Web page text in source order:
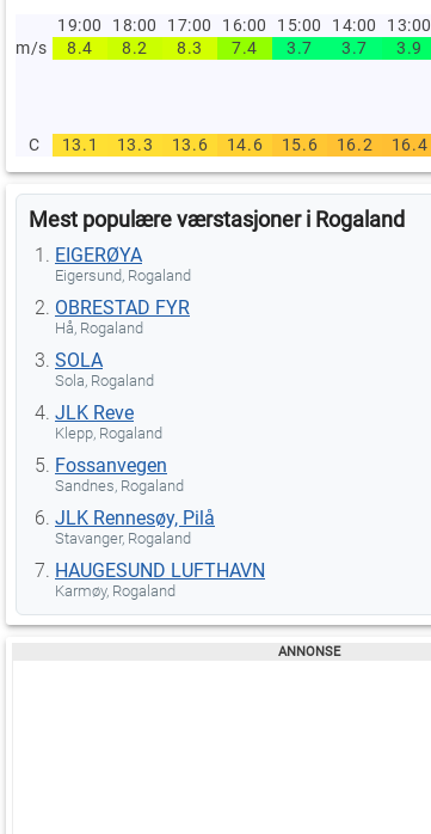
19:00 18:00 17:00 16:00 15:00 14:00 13:00
m/s
8.4 8.2 8.3 7.4 3.7 3.7 3.9
C
13.1 13.3 13.6 14.6 15.6 16.2 16.4
Mest populære værstasjoner i Rogaland
EIGERØYA
Eigersund, Rogaland
OBRESTAD FYR
Hå, Rogaland
SOLA
Sola, Rogaland
JLK Reve
Klepp, Rogaland
Fossanvegen
Sandnes, Rogaland
JLK Rennesøy, Pilå
Stavanger, Rogaland
HAUGESUND LUFTHAVN
Karmøy, Rogaland